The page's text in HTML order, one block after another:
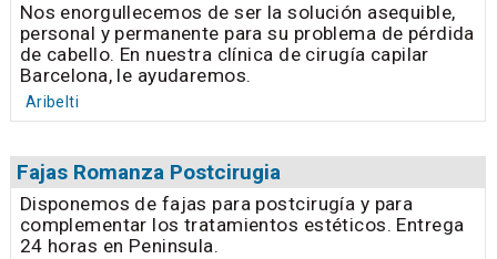
Nos enorgullecemos de ser la solución asequible,
personal y permanente para su problema de pérdida
de cabello. En nuestra clínica de cirugía capilar
Barcelona, le ayudaremos.
Aribelti
Fajas Romanza Postcirugia
Disponemos de fajas para postcirugía y para
complementar los tratamientos estéticos. Entrega
24 horas en Peninsula.